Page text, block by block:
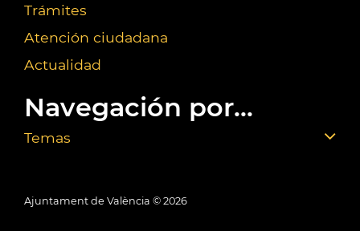
Trámites
Atención ciudadana
Actualidad
Navegación por...
Temas
Ajuntament de València © 2026